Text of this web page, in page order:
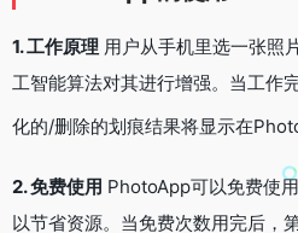
1. 工作原理 用户从手机里选一张照
工智能算法对其进行增强。当工作
化的/删除的划痕结果将显示在
2. 免费使用 PhotoApp可以免费使
以节省资源。当免费次数用完后，